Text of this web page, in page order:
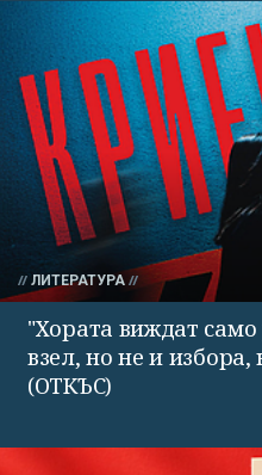
ЛИТЕРАТУРА
"Хората виждат
взел, но не и
(ОТКЪС)